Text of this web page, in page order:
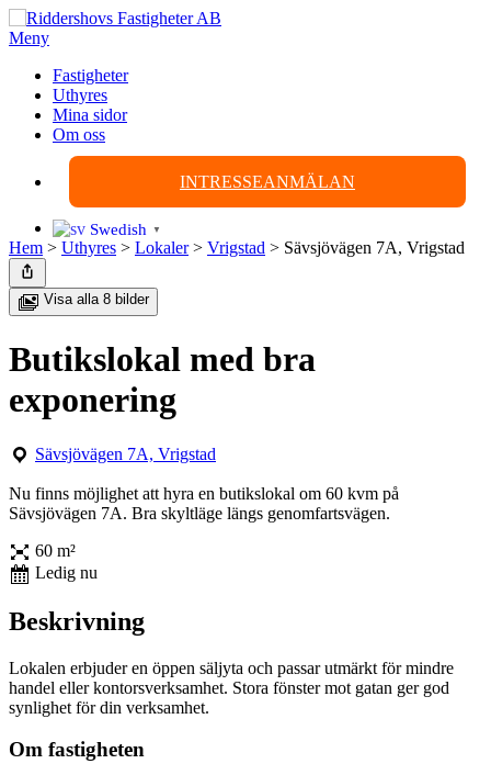
Hoppa
till
Meny
Fastigheter
Uthyres
Mina sidor
Om oss
INTRESSEANMÄLAN
Swedish ▼
Hem > Uthyres > Lokaler> Vrigstad > Sävsjövägen 7A, Vrigstad
Visa alla 8 bilder
Butikslokal med bra
exponering
Sävsjövägen 7A, Vrigstad
Nu finns möjlighet att hyra en butikslokal om 60 kvm på
Sävsjövägen 7A. Bra skyltläge längs genomfartsvägen.
60 m²
Ledig nu
Beskrivning
Lokalen erbjuder en öppen säljyta och passar utmärkt för mindre
handel eller kontorsverksamhet. Stora fönster mot gatan ger god
synlighet för din verksamhet.
Om fastigheten